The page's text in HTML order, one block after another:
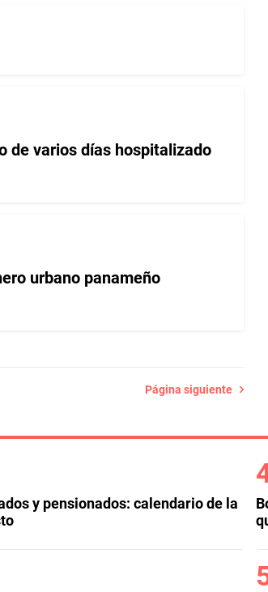
de varios días hospitalizado
urbano panameño
Página siguiente
y pensionados: calendario de la